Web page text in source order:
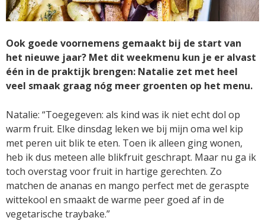
Ook goede voornemens gemaakt bij de start van
het nieuwe jaar? Met dit weekmenu kun je er alvast
één in de praktijk brengen: Natalie zet met heel
veel smaak graag nóg meer groenten op het menu.
Natalie: “Toegegeven: als kind was ik niet echt dol op
warm fruit. Elke dinsdag leken we bij mijn oma wel kip
met peren uit blik te eten. Toen ik alleen ging wonen,
heb ik dus meteen alle blikfruit geschrapt. Maar nu ga ik
toch overstag voor fruit in hartige gerechten. Zo
matchen de ananas en mango perfect met de geraspte
wittekool en smaakt de warme peer goed af in de
vegetarische traybake.”